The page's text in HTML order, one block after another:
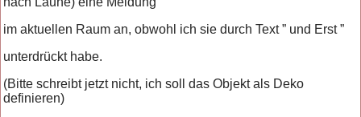
im aktuellen Raum an, obwohl ich sie durch Text ” und Erst ”
unterdrückt habe.
(Bitte schreibt jetzt nicht, ich soll das Objekt als Deko
definieren)